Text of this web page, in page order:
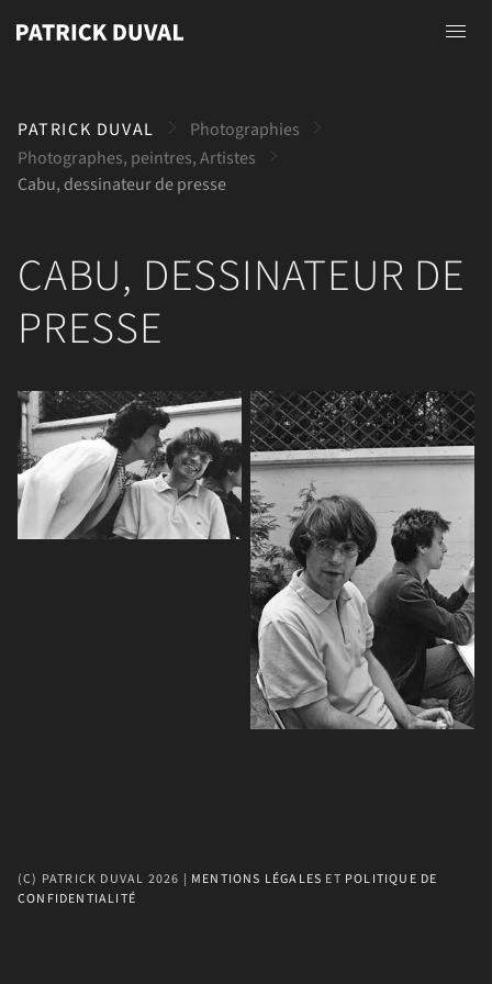
A propos
Photographies
Dessins
Contact
PATRICK DUVAL
Photographies
Photographes, peintres, Artistes
Cabu, dessinateur de presse
CABU, DESSINATEUR DE
PRESSE
(C) PATRICK DUVAL 2026 | MENTIONS LÉGALES ET POLITIQUE DE
CONFIDENTIALITÉ